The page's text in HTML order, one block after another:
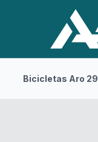
Bicicletas Aro 29